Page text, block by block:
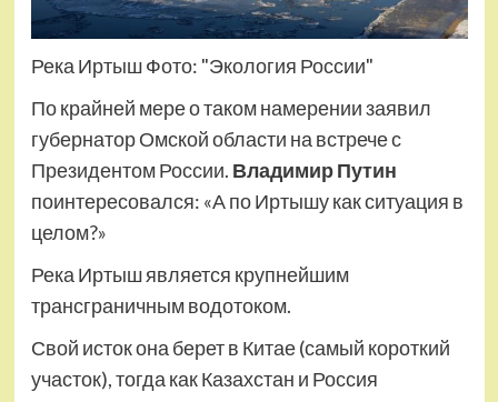
Река Иртыш Фото: "Экология России"
По крайней мере о таком намерении заявил
губернатор Омской области на встрече с
Президентом России. Владимир Путин
поинтересовался: «А по Иртышу как ситуация в
целом?»
Река Иртыш является крупнейшим
трансграничным водотоком.
Свой исток она берет в Китае (самый короткий
участок), тогда как Казахстан и Россия